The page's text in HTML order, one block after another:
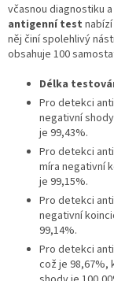
včasnou diagnostiku
antigenní test nabízí
něj činí spolehlivý
obsahuje 100
Délka
Pro detekci
negativní
je 99,43%.
Pro detekci
míra negativní
je 99,15%.
Pro detekci
negativní
99,14%.
Pro detekci
což je 98,67%,